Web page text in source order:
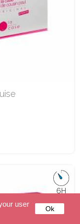
6H
user
Ok